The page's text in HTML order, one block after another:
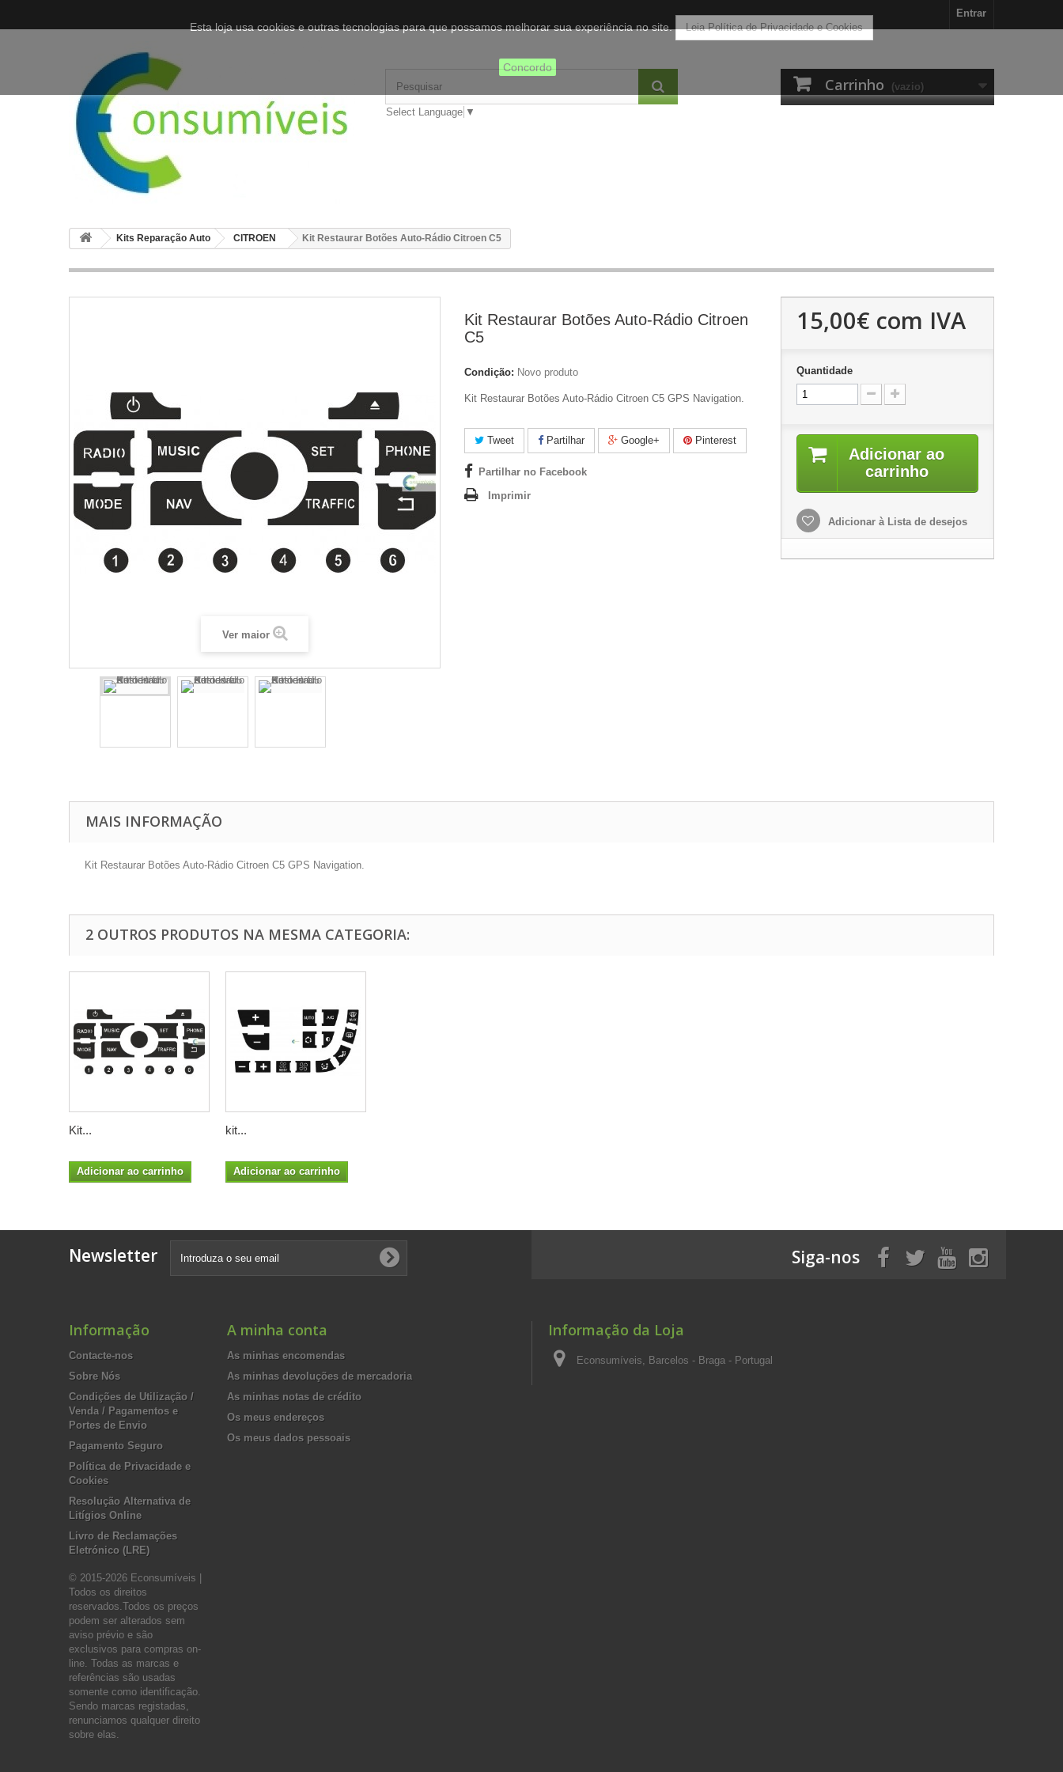
Entrar
Carrinho (vazio)
Select Language ▼
Kits Reparação Auto CITROEN Kit Restaurar Botões Auto-Rádio Citroen C5
Ver maior
Kit Restaurar Botões Auto-Rádio Citroen
C5
Condição: Novo produto
Kit Restaurar Botões Auto-Rádio Citroen C5 GPS Navigation.
Tweet Partilhar Google+ Pinterest
Partilhar no Facebook
Imprimir
15,00€ com IVA
Quantidade
Adicionar ao
carrinho
Adicionar à Lista de desejos
MAIS INFORMAÇÃO
Kit Restaurar Botões Auto-Rádio Citroen C5 GPS Navigation.
2 OUTROS PRODUTOS NA MESMA CATEGORIA:
Kit...
Adicionar ao carrinho
kit...
Adicionar ao carrinho
Newsletter Siga-nos
Informação
Contacte-nos
Sobre Nós
Condições de Utilização /
Venda / Pagamentos e
Portes de Envio
Pagamento Seguro
Política de Privacidade e
Cookies
Resolução Alternativa de
Litígios Online
Livro de Reclamações
Eletrónico (LRE)
© 2015-2026 Econsumíveis |
Todos os direitos
reservados.Todos os preços
podem ser alterados sem
aviso prévio e são
exclusivos para compras on-
line. Todas as marcas e
referências são usadas
somente como identificação.
Sendo marcas registadas,
renunciamos qualquer direito
sobre elas.
A minha conta
As minhas encomendas
As minhas devoluções de mercadoria
As minhas notas de crédito
Os meus endereços
Os meus dados pessoais
Informação da Loja
Econsumíveis, Barcelos - Braga - Portugal
Esta loja usa cookies e outras tecnologias para que possamos melhorar sua experiência no site. Leia Política de Privacidade e Cookies
Concordo